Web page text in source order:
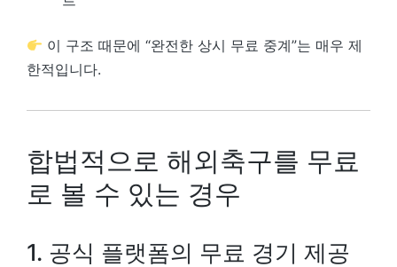
이 구조 때문에 “완전한 상시 무료 중계”는 매우 제
한적입니다.
합법적으로 해외축구를 무료
로 볼 수 있는 경우
1. 공식 플랫폼의 무료 경기 제공